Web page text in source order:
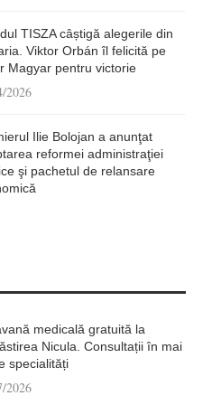
TISZA câștigă alegerile din
Viktor Orbán îl felicită pe
Magyar pentru victorie
2026
Ilie Bolojan a anunţat
reformei administraţiei
şi pachetul de relansare
medicală gratuită la
Nicula. Consultații în mai
specialități
2026